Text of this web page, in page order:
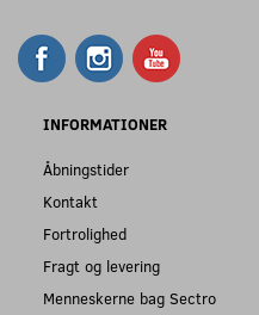
INFORMATIONER
Åbningstider
Kontakt
Fortrolighed
Fragt og levering
Menneskerne bag Sectro